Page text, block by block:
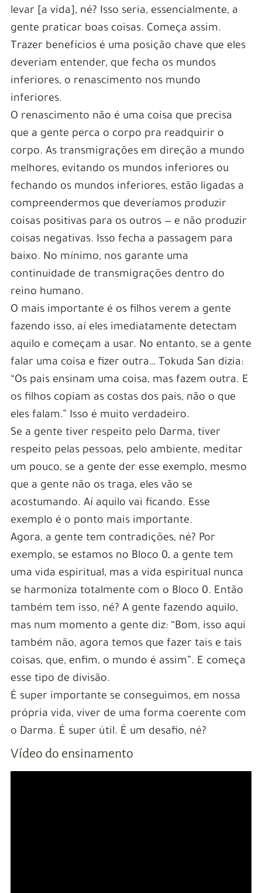
levar [a vida], né? Isso seria, essencialmente, a
gente praticar boas coisas. Começa assim.
Trazer benefícios é uma posição chave que eles
deveriam entender, que fecha os mundos
inferiores, o renascimento nos mundo
inferiores.
O renascimento não é uma coisa que precisa
que a gente perca o corpo pra readquirir o
corpo. As transmigrações em direção a mundo
melhores, evitando os mundos inferiores ou
fechando os mundos inferiores, estão ligadas a
compreendermos que deveríamos produzir
coisas positivas para os outros — e não produzir
coisas negativas. Isso fecha a passagem para
baixo. No mínimo, nos garante uma
continuidade de transmigrações dentro do
reino humano.
O mais importante é os filhos verem a gente
fazendo isso, aí eles imediatamente detectam
aquilo e começam a usar. No entanto, se a gente
falar uma coisa e fizer outra… Tokuda San dizia:
“Os pais ensinam uma coisa, mas fazem outra. E
os filhos copiam as costas dos pais, não o que
eles falam.” Isso é muito verdadeiro.
Se a gente tiver respeito pelo Darma, tiver
respeito pelas pessoas, pelo ambiente, meditar
um pouco, se a gente der esse exemplo, mesmo
que a gente não os traga, eles vão se
acostumando. Aí aquilo vai ficando. Esse
exemplo é o ponto mais importante.
Agora, a gente tem contradições, né? Por
exemplo, se estamos no Bloco 0, a gente tem
uma vida espiritual, mas a vida espiritual nunca
se harmoniza totalmente com o Bloco 0. Então
também tem isso, né? A gente fazendo aquilo,
mas num momento a gente diz: “Bom, isso aqui
também não, agora temos que fazer tais e tais
coisas, que, enfim, o mundo é assim”. E começa
esse tipo de divisão.
É super importante se conseguimos, em nossa
própria vida, viver de uma forma coerente com
o Darma. É super útil. É um desafio, né?
Vídeo do ensinamento